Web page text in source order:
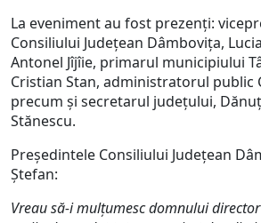
La eveniment au fost prezenți:
Consiliului Județean Dâmbovița,
Antonel Jîjîie, primarul municipiului
Cristian Stan, administratorul public
precum și secretarul județului,
Stănescu.
Președintele Consiliului Județean
Ștefan:
Vreau să-i mulțumesc domnului